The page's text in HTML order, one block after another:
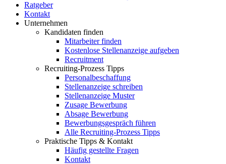
Ratgeber
Kontakt
Unternehmen
Kandidaten finden
Mitarbeiter finden
Kostenlose Stellenanzeige aufgeben
Recruitment
Recruiting-Prozess Tipps
Personalbeschaffung
Stellenanzeige schreiben
Stellenanzeige Muster
Zusage Bewerbung
Absage Bewerbung
Bewerbungsgespräch führen
Alle Recruiting-Prozess Tipps
Praktische Tipps & Kontakt
Häufig gestellte Fragen
Kontakt